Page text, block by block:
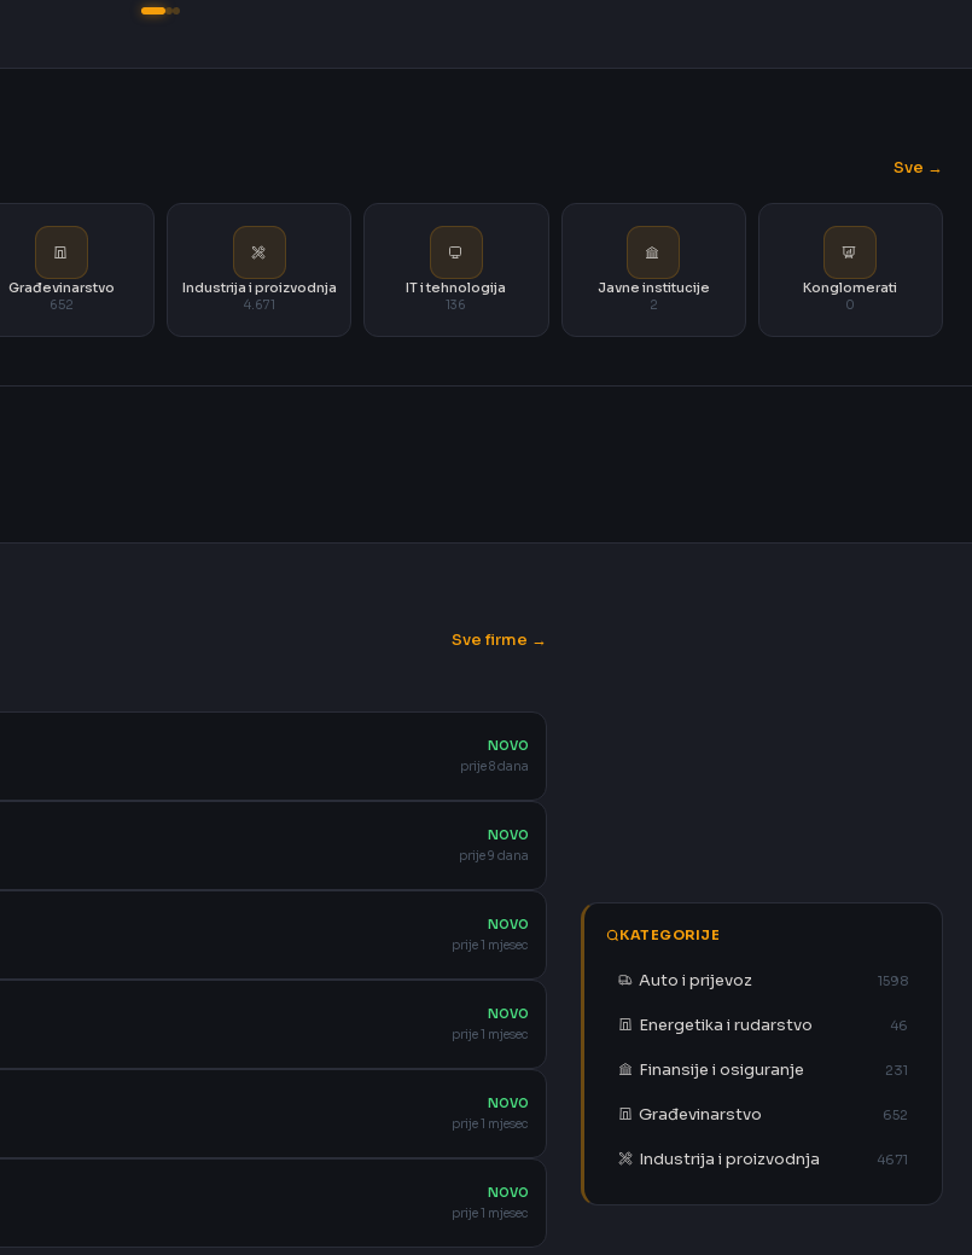
Sve →
Građevinarstvo
652
Industrija i proizvodnja
4.671
IT i tehnologija
136
Javne institucije
2
Konglomerati
0
Sve firme →
NOVO
prije 8 dana
NOVO
prije 9 dana
NOVO
prije 1 mjesec
NOVO
prije 1 mjesec
NOVO
prije 1 mjesec
NOVO
prije 1 mjesec
KATEGORIJE
Auto i prijevoz 1598
Energetika i rudarstvo 46
Finansije i osiguranje 231
Građevinarstvo 652
Industrija i proizvodnja 4671